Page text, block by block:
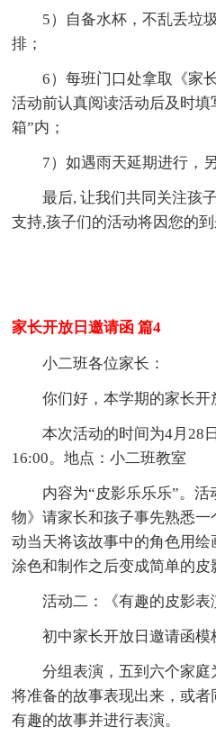
5）自备水杯，不乱丢垃
排；
6）每班门口处拿取《家
活动前认真阅读活动后及时
箱”内；
7）如遇雨天延期进行，
最后, 让我们共同关注孩
支持,孩子们的活动将因您的到
家长开放日邀请函 篇4
小二班各位家长：
你们好，本学期的家长开
本次活动的时间为4月28
16:00。地点：小二班教室
内容为“皮影乐乐乐”。
物》请家长和孩子事先熟悉
动当天将该故事中的角色用
涂色和制作之后变成简单的皮
活动二：《有趣的皮影表
初中家长开放日邀请函模
分组表演，五到六个家
将准备的故事表现出来，或
有趣的故事并进行表演。